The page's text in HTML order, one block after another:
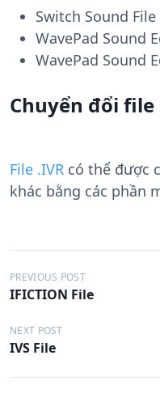
Switch Sound
WavePad Sound
WavePad Sound
Chuyển đổi file
File .IVR có thể được
khác bằng các phần
Đ
i
ề
u
h
PREVIOUS POST
IFICTION File
NEXT POST
IVS File